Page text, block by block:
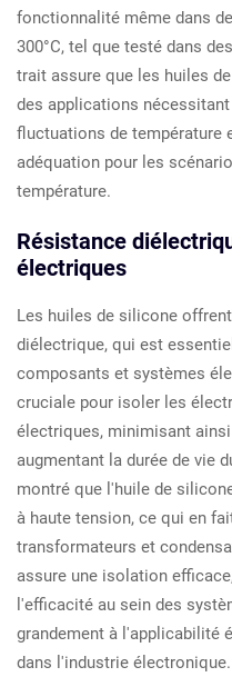
fonctionnalité même dans
300°C, tel que testé dans
trait assure que les huiles
des applications
fluctuations de température
adéquation pour les
température.
Résistance
électriques
Les huiles de silicone
diélectrique, qui est
composants et systèmes
cruciale pour isoler les
électriques, minimisant
augmentant la durée de vie
montré que l'huile de
à haute tension, ce qui en
transformateurs et
assure une isolation
l'efficacité au sein des
grandement à l'applicabilité
dans l'industrie électronique.